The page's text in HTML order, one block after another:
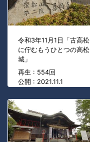
令和3年11月1日「古高松
に佇むもうひとつの高松
城」
再生 : 554回
公開 : 2021.11.1